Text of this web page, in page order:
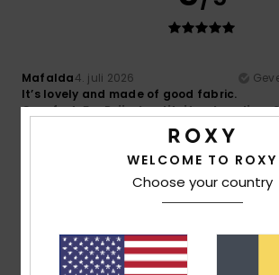
Mafalda4. juli 2026
It’s lovely and made of good fabric.
Comfort: 5/5 Prijs-kwaliteitverhouding: 3
Ik raad dit product aan
5/5
WELCOME TO ROXY
Choose your country